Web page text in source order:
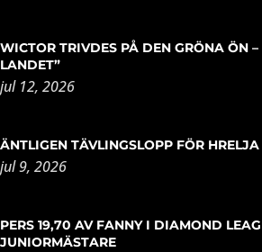
WICTOR TRIVDES PÅ DEN GRÖNA ÖN
LANDET”
jul 12, 2026
ÄNTLIGEN TÄVLINGSLOPP FÖR HRELJA
jul 9, 2026
PERS 19,70 AV FANNY I DIAMOND
JUNIORMÄSTARE